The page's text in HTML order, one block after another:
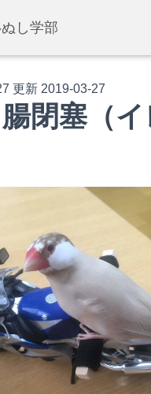
し学部
更新 2019-03-27
閉塞（イ